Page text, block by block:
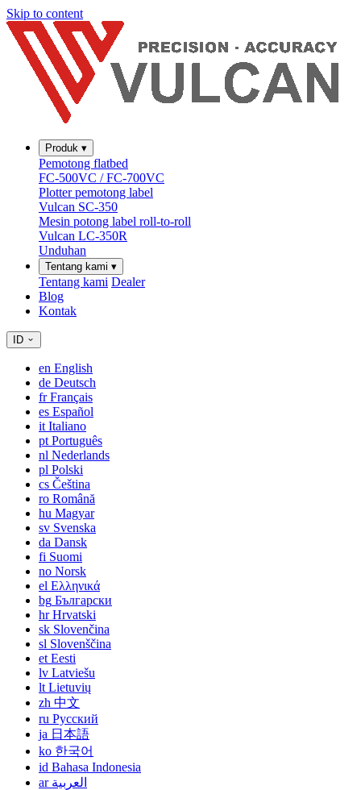
Skip to content
Produk ▾
Pemotong flatbed
FC-500VC / FC-700VC
Plotter pemotong label
Vulcan SC-350
Mesin potong label roll-to-roll
Vulcan LC-350R
Unduhan
Tentang kami ▾
Tentang kami Dealer
Blog
Kontak
ID
en English
de Deutsch
frFrançais
es Español
it Italiano
pt Português
nl Nederlands
pl Polski
cs Čeština
ro Română
hu Magyar
sv Svenska
da Dansk
fi Suomi
no Norsk
el Ελληνικά
bg Български
hrHrvatski
sk Slovenčina
sl Slovenščina
et Eesti
lv Latviešu
lt Lietuvių
zh 中文
ru Русский
ja 日本語
ko 한국어
id Bahasa Indonesia
ar العربية